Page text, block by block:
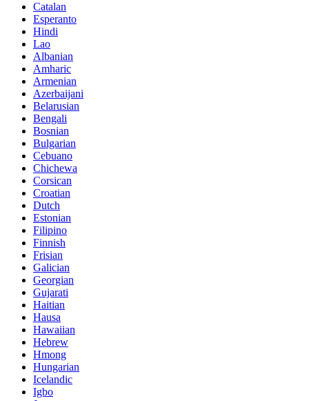
Catalan
Esperanto
Hindi
Lao
Albanian
Amharic
Armenian
Azerbaijani
Belarusian
Bengali
Bosnian
Bulgarian
Cebuano
Chichewa
Corsican
Croatian
Dutch
Estonian
Filipino
Finnish
Frisian
Galician
Georgian
Gujarati
Haitian
Hausa
Hawaiian
Hebrew
Hmong
Hungarian
Icelandic
Igbo